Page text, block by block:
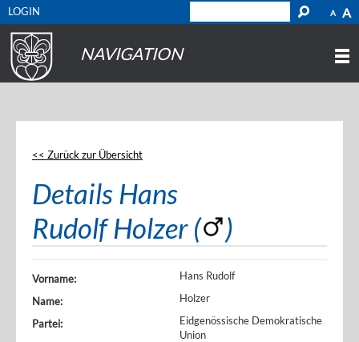
A A
LOGIN
NAVIGATION
<< Zurück zur Übersicht
Details Hans
Rudolf Holzer (
)
Vorname:
Hans Rudolf
Name:
Holzer
Partei:
Eidgenössische Demokratische
Union